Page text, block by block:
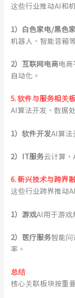
这些行业推动AI和
1） 白色家电/黑色
机器人、智能音箱
2） 互联网电商电
自动化。
5. 软件与服务相关
AI算法开发、数据
1）软件开发AI算法
2） IT服务云计算
6. 新兴技术与跨界
这些行业跨界推动
1）游戏AI用于游戏
2） 医疗服务智能
率。
总结
核心关联板块按重